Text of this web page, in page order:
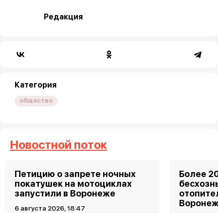
Редакция
Категория
общество
Новостной поток
Петицию о запрете ночных
покатушек на мотоциклах
запустили в Воронеже
6 августа 2026, 18:47
Более